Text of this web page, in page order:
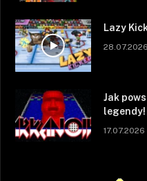
Lazy
28.07.2026
Jak
legendy!
17.07.2026